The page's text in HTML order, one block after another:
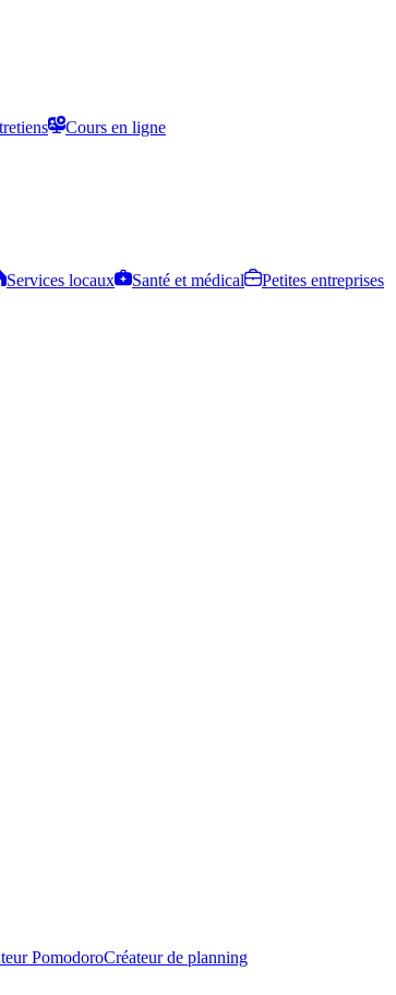
Cours en ligne
Services locaux Santé et médical
Petites entreprises
PomodoroCréateur de planning